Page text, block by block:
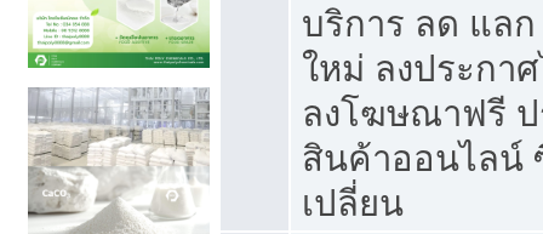
บริการ ลด แล
ใหม่ ลงประกา
ลงโฆษณาฟรี
สินค้าออนไลน์
เปลี่ยน